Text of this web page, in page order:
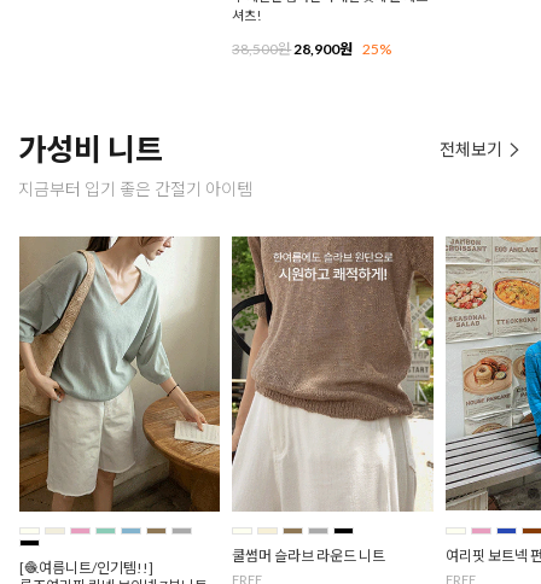
셔츠!
38,500원28,900원 25%
가성비 니트
지금부터 입기 좋은 간절기 아이템
전체보기
[🧶여름니트/인기템!!]
쿨썸머 슬라브 라운드 니트
FREE
여리핏 보트넥
FREE